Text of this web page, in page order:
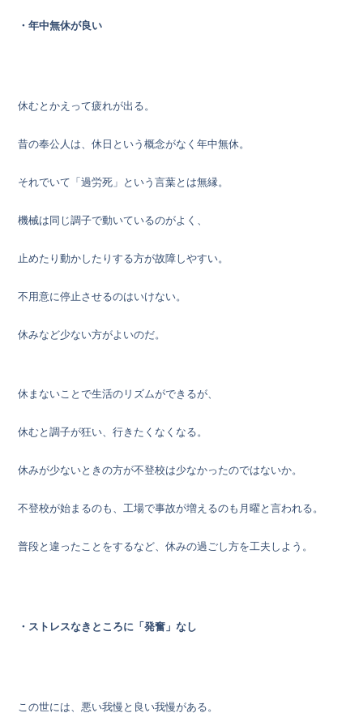
・年中無休が良い
休むとかえって疲れが出る。
昔の奉公人は、休日という概念がなく年中無休。
それでいて「過労死」という言葉とは無縁。
機械は同じ調子で動いているのがよく、
止めたり動かしたりする方が故障しやすい。
不用意に停止させるのはいけない。
休みなど少ない方がよいのだ。
休まないことで生活のリズムができるが、
休むと調子が狂い、行きたくなくなる。
休みが少ないときの方が不登校は少なかったのではないか。
不登校が始まるのも、工場で事故が増えるのも月曜と言われる。
普段と違ったことをするなど、休みの過ごし方を工夫しよう。
・ストレスなきところに「発奮」なし
この世には、悪い我慢と良い我慢がある。